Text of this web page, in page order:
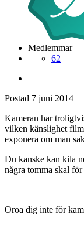
Medlemmar
62
Postad 7 juni 2014
Kameran har
vilken känslighet
exponera om man
Du kanske kan kila
några tomma skal
Oroa dig inte för